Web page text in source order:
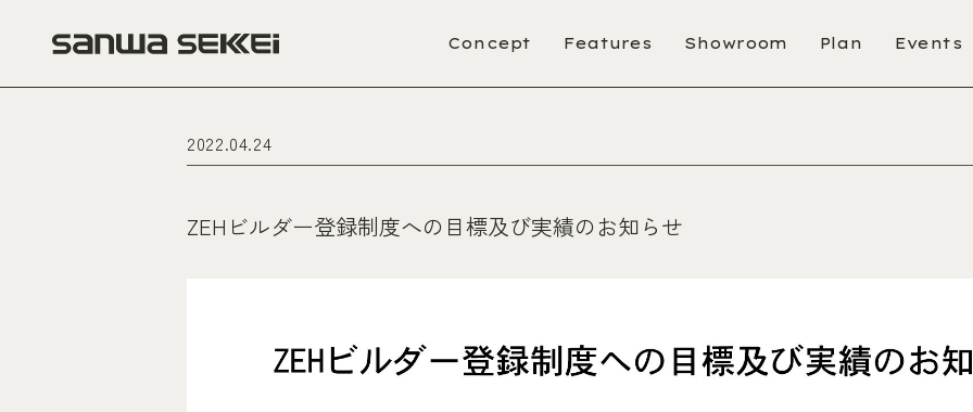
Concept Features Showroom Plan Events
2022.04.24
ZEHビルダー登録制度への目標及び実績のお知らせ